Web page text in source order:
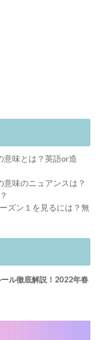
意味とは？英語or造
味のニュアンスは？
ズン１を見るには？無
ル徹底解説！2022年春